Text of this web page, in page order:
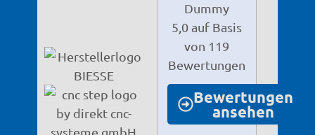
5,0 auf Basis
von 119
Bewertungen
Bewertungen
ansehen